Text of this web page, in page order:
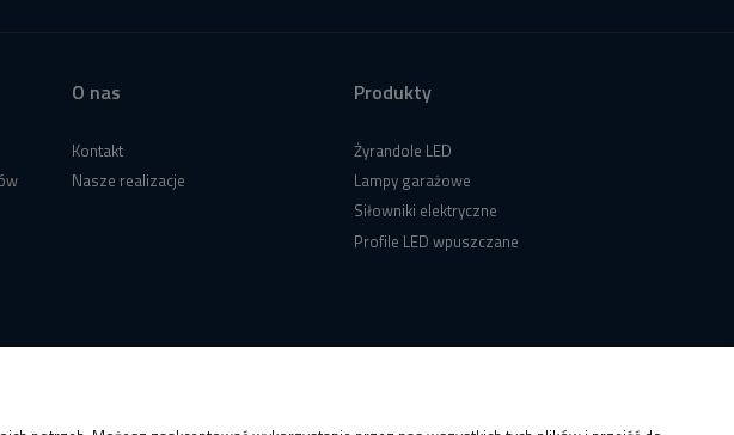
O nas
Kontakt
Nasze realizacje
Produkty
Żyrandole LED
Lampy garażowe
Siłowniki elektryczne
Profile LED wpuszczane